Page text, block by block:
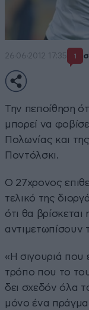
26·06·2012 17:35 1
Την πεποίθηση
μπορεί να
Πολωνίας και
Ποντόλσκι.
Ο 27χρονος
τελικό της
ότι θα
αντιμετωπίσουν
«Η σιγουριά που
τρόπο που το
δει σχεδόν όλα
μόνο ένα